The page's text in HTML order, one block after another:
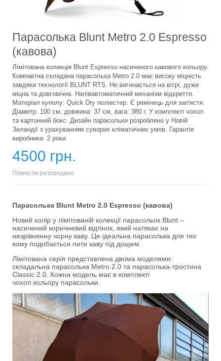
Парасолька Blunt Metro 2.0 Espresso
(кавова)
Лімітована колекція Blunt Espresso насиченого кавового кольору.
Компактна складана парасолька Metro 2.0 має високу міцність
завдяки технології BLUNT RTS. Не вигинається на вітрі, дуже
міцна та довговічна. Напівавтоматичний механізм відкриття.
Матеріал куполу: Quick Dry поліестер. Є ремінець для зап'ястя.
Діаметр: 100 см, довжина: 37 см, вага: 380 г. У комплекті чохол
та картонний бокс. Дизайн парасольки розроблено у Новій
Зеландії з урахуванням суворих кліматичних умов. Гарантія
виробника: 2 роки.
4500 грн.
Повністю розпродано
Парасолька Blunt Metro 2.0 Espresso (кавова)
Новий колір у лімітованій колекції парасольок Blunt –
насичений коричневий відтінок, який натякає на
незрівнянну чорну каву. Це ідеальна парасолька для тих
кому подобається пити каву під дощем.
Лімітована серія представлена двома моделями:
складальна парасолька Metro 2.0 та парасолька-тростина
Classic 2.0. Кожна модель має в комплекті
чохол кольору парасольки.